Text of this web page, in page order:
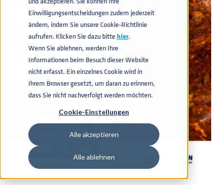
Einwilligungsentscheidungen zudem jederzeit
ändern, indem Sie unsere Cookie-Richtlinie
aufrufen. Klicken Sie dazu bitte hier.
Wenn Sie ablehnen, werden Ihre
Informationen beim Besuch dieser Website
nicht erfasst. Ein einzelnes Cookie wird in
Ihrem Browser gesetzt, um daran zu erinnern,
dass Sie nicht nachverfolgt werden möchten.
Cookie-Einstellungen
Alle akzeptieren
Alle ablehnen